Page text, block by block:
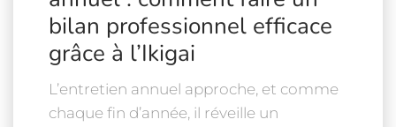
bilan professionnel efficace
grâce à l’Ikigai
L’entretien annuel approche, et comme
chaque fin d’année, il réveille un